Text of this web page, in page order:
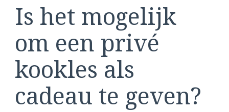
Is het mogelijk
om een privé
kookles als
cadeau te geven?